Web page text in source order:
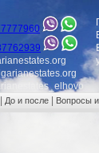
До и после Вопросы